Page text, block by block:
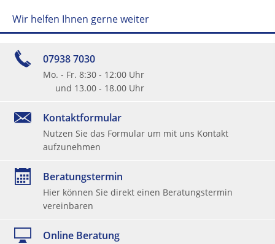
Wir helfen Ihnen gerne weiter
07938 7030
Mo. - Fr. 8:30 - 12:00 Uhr
und 13.00 - 18.00 Uhr
Kontaktformular
Nutzen Sie das Formular um mit uns Kontakt
aufzunehmen
Beratungstermin
Hier können Sie direkt einen Beratungstermin
vereinbaren
Online Beratung